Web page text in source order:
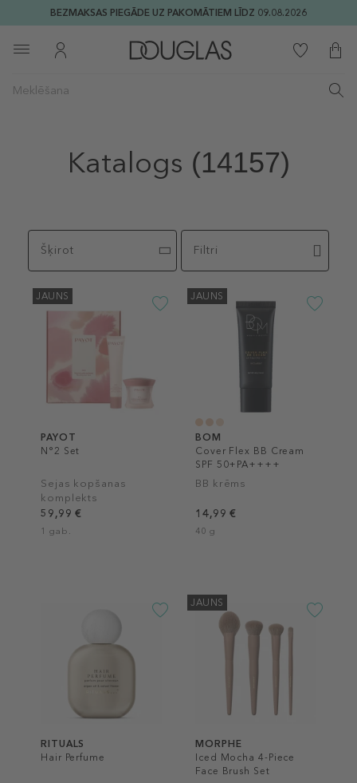
BEZMAKSAS PIEGĀDE UZ PAKOMĀTIEM LĪDZ 09.08.2026
Katalogs (14157)
Šķirot Filtri
JAUNS
PAYOT
N°2 Set
Sejas kopšanas
komplekts
59,99 €
1 gab.
JAUNS
BOM
Cover Flex BB Cream
SPF 50+PA++++
BB krēms
14,99 €
40 g
RITUALS
Hair Perfume
JAUNS
MORPHE
Iced Mocha 4-Piece
Face Brush Set